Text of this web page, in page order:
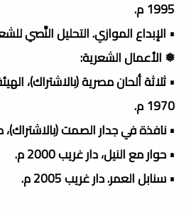
1995 م.
• الإبداع الموازي. التحليل النَّصي للشعر –
❅ الأعمال الشعرية:
• ثلاثة ألحان مصرية (بالاشتراك)،
1970 م.
• نافذة في جدار الصمت (بالاشتراك)،
• حوار مع النيل، دار غريب 2000 م.
• سنابل العمر. دار غريب 2005 م.